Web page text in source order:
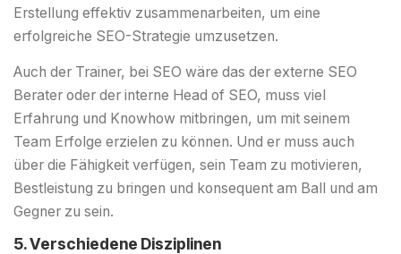
Erstellung effektiv zusammenarbeiten, um eine
erfolgreiche SEO-Strategie umzusetzen.
Auch der Trainer, bei SEO wäre das der externe SEO
Berater oder der interne Head of SEO, muss viel
Erfahrung und Knowhow mitbringen, um mit seinem
Team Erfolge erzielen zu können. Und er muss auch
über die Fähigkeit verfügen, sein Team zu motivieren,
Bestleistung zu bringen und konsequent am Ball und am
Gegner zu sein.
5. Verschiedene Disziplinen